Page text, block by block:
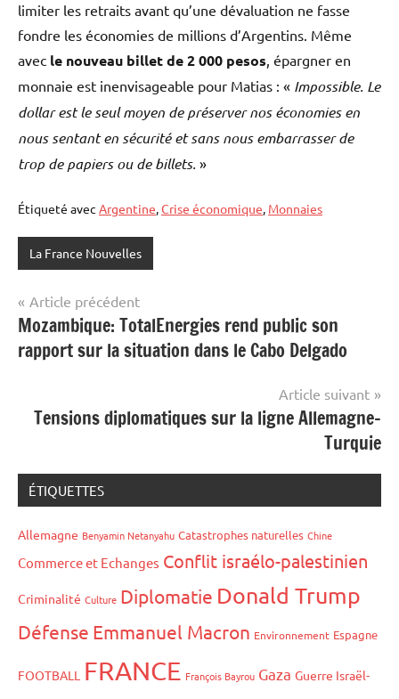
limiter les retraits avant qu’une dévaluation ne fasse
fondre les économies de millions d’Argentins. Même
avec le nouveau billet de 2 000 pesos, épargner en
monnaie est inenvisageable pour Matias : « Impossible. Le
dollar est le seul moyen de préserver nos économies en
nous sentant en sécurité et sans nous embarrasser de
trop de papiers ou de billets. »
Étiqueté avec Argentine,Crise économique, Monnaies
La France Nouvelles
Navigation
de
l’article
Article précédent
Mozambique: TotalEnergies rend public son
rapport sur la situation dans le Cabo Delgado
Article suivant
Tensions diplomatiques sur la ligne Allemagne-
Turquie
ÉTIQUETTES
Allemagne Benyamin Netanyahu Catastrophes naturelles Chine
Commerce et Echanges Conflit israélo-palestinien
Criminalité Culture Diplomatie Donald Trump
Défense Emmanuel Macron Environnement Espagne
FOOTBALL FRANCE François Bayrou Gaza Guerre Israël-